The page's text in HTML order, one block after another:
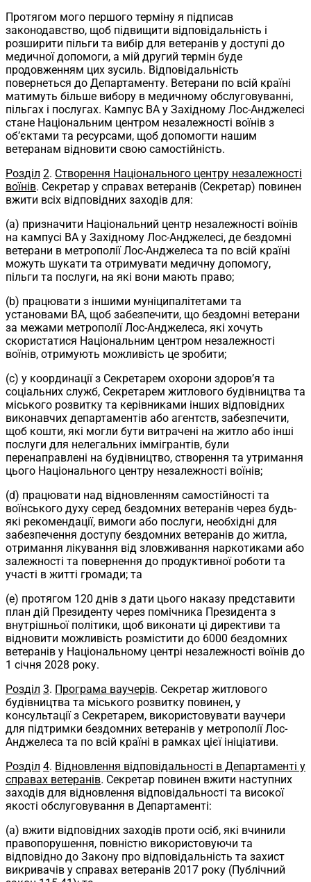
Протягом мого першого терміну я підписав
законодавство, щоб підвищити відповідальність і
розширити пільги та вибір для ветеранів у доступі до
медичної допомоги, а мій другий термін буде
продовженням цих зусиль. Відповідальність
повернеться до Департаменту. Ветерани по всій країні
матимуть більше вибору в медичному обслуговуванні,
пільгах і послугах. Кампус ВА у Західному Лос-Анджелесі
стане Національним центром незалежності воїнів з
об’єктами та ресурсами, щоб допомогти нашим
ветеранам відновити свою самостійність.
Розділ 2. Створення Національного центру незалежності
воїнів. Секретар у справах ветеранів (Секретар) повинен
вжити всіх відповідних заходів для:
(a) призначити Національний центр незалежності воїнів
на кампусі ВА у Західному Лос-Анджелесі, де бездомні
ветерани в метрополії Лос-Анджелеса та по всій країні
можуть шукати та отримувати медичну допомогу,
пільги та послуги, на які вони мають право;
(b) працювати з іншими муніципалітетами та
установами ВА, щоб забезпечити, що бездомні ветерани
за межами метрополії Лос-Анджелеса, які хочуть
скористатися Національним центром незалежності
воїнів, отримують можливість це зробити;
(c) у координації з Секретарем охорони здоров’я та
соціальних служб, Секретарем житлового будівництва та
міського розвитку та керівниками інших відповідних
виконавчих департаментів або агентств, забезпечити,
щоб кошти, які могли бути витрачені на житло або інші
послуги для нелегальних іммігрантів, були
перенаправлені на будівництво, створення та утримання
цього Національного центру незалежності воїнів;
(d) працювати над відновленням самостійності та
воїнського духу серед бездомних ветеранів через будь-
які рекомендації, вимоги або послуги, необхідні для
забезпечення доступу бездомних ветеранів до житла,
отримання лікування від зловживання наркотиками або
залежності та повернення до продуктивної роботи та
участі в житті громади; та
(e) протягом 120 днів з дати цього наказу представити
план дій Президенту через помічника Президента з
внутрішньої політики, щоб виконати ці директиви та
відновити можливість розмістити до 6000 бездомних
ветеранів у Національному центрі незалежності воїнів до
1 січня 2028 року.
Розділ 3. Програма ваучерів. Секретар житлового
будівництва та міського розвитку повинен, у
консультації з Секретарем, використовувати ваучери
для підтримки бездомних ветеранів у метрополії Лос-
Анджелеса та по всій країні в рамках цієї ініціативи.
Розділ 4. Відновлення відповідальності в Департаменті у
справах ветеранів. Секретар повинен вжити наступних
заходів для відновлення відповідальності та високої
якості обслуговування в Департаменті:
(a) вжити відповідних заходів проти осіб, які вчинили
правопорушення, повністю використовуючи та
відповідно до Закону про відповідальність та захист
викривачів у справах ветеранів 2017 року (Публічний